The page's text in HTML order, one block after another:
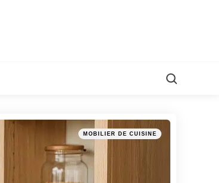
Categories
Posted
in
MOBILIER DE CUISINE